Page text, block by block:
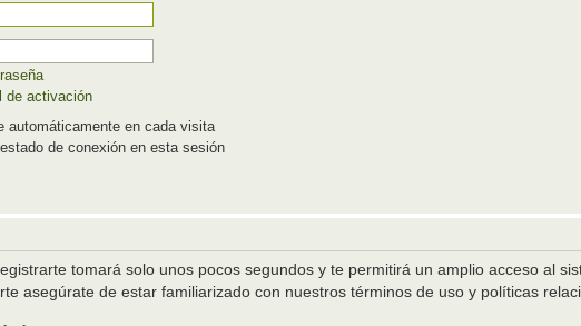
de activación
automáticamente en cada visita
de conexión en esta sesión
tomará solo unos pocos segundos y te permitirá un amplio acceso al
asegúrate de estar familiarizado con nuestros términos de uso y políticas